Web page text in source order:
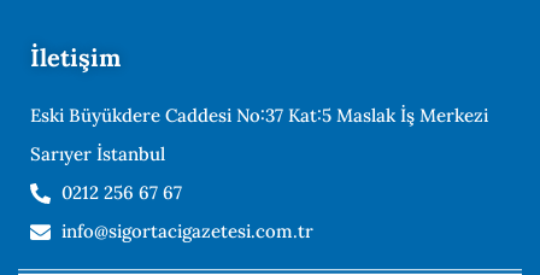
İletişim
Eski Büyükdere Caddesi No:37 Kat:5 Maslak İş Merkezi
Sarıyer İstanbul
0212 256 67 67
info@sigortacigazetesi.com.tr